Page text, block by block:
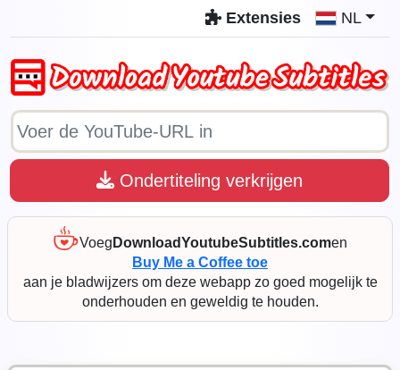
Extensies NL
Ondertiteling verkrijgen
Voeg DownloadYoutubeSubtitles.comen
Buy Me a Coffee toe
aan je bladwijzers om deze webapp zo goed mogelijk te
onderhouden en geweldig te houden.